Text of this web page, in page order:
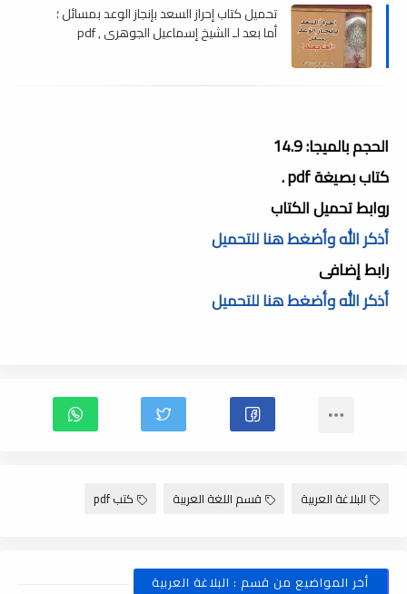
تحميل كتاب إحراز السعد بإنجاز الوعد بمسائل ؛
أما بعد لـ الشيخ إسماعيل الجوهري , pdf
الحجم بالميجا: 14.9
كتاب بصيغة pdf .
روابط تحميل الكتاب
أذكر الله وأضغط هنا للتحميل
رابط إضافى
أذكر الله وأضغط هنا للتحميل
البلاغة العربية قسم اللغة العربية كتب pdf
أخر المواضيع من قسم : البلاغة العربية